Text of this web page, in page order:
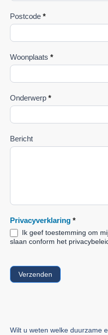
Postcode *
Woonplaats *
Onderwerp *
Bericht
Privacyverklaring *
Ik geef toestemming om
slaan conform het
Verzenden
Wilt u weten welke duurzame